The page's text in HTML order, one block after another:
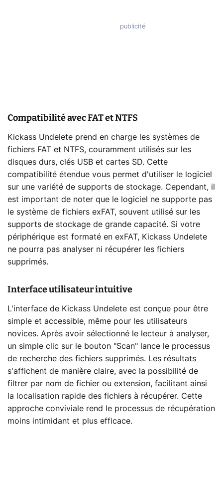
Compatibilité avec FAT et NTFS
Kickass Undelete prend en charge les systèmes de
fichiers FAT et NTFS, couramment utilisés sur les
disques durs, clés USB et cartes SD. Cette
compatibilité étendue vous permet d'utiliser le logiciel
sur une variété de supports de stockage. Cependant, il
est important de noter que le logiciel ne supporte pas
le système de fichiers exFAT, souvent utilisé sur les
supports de stockage de grande capacité. Si votre
périphérique est formaté en exFAT, Kickass Undelete
ne pourra pas analyser ni récupérer les fichiers
supprimés.
Interface utilisateur intuitive
L'interface de Kickass Undelete est conçue pour être
simple et accessible, même pour les utilisateurs
novices. Après avoir sélectionné le lecteur à analyser,
un simple clic sur le bouton "Scan" lance le processus
de recherche des fichiers supprimés. Les résultats
s'affichent de manière claire, avec la possibilité de
filtrer par nom de fichier ou extension, facilitant ainsi
la localisation rapide des fichiers à récupérer. Cette
approche conviviale rend le processus de récupération
moins intimidant et plus efficace.​